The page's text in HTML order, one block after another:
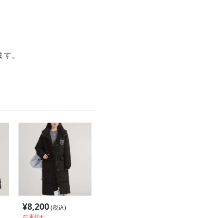
。
¥8,200(税込)